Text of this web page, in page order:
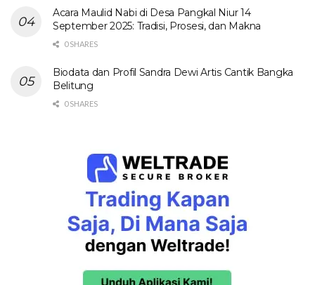
Acara Maulid Nabi di Desa Pangkal Niur 14
September 2025: Tradisi, Prosesi, dan Makna
0 SHARES
Biodata dan Profil Sandra Dewi Artis Cantik Bangka
Belitung
0 SHARES